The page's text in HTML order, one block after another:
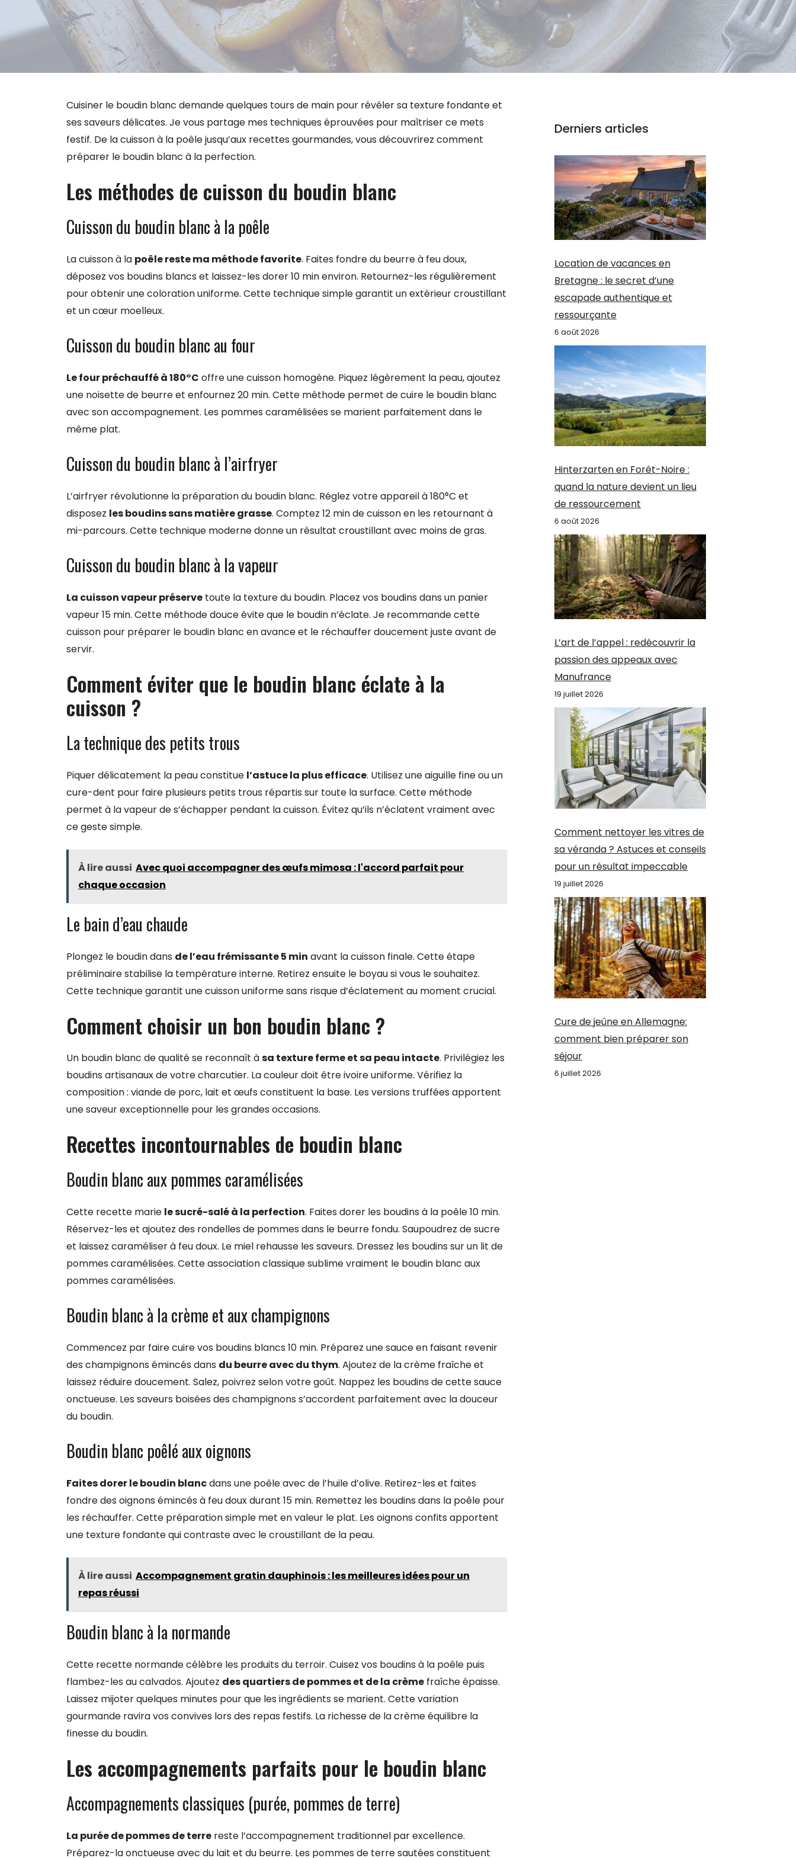
Cuisiner le boudin blanc demande quelques tours de main pour révéler sa texture fondante et
ses saveurs délicates. Je vous partage mes techniques éprouvées pour maîtriser ce mets
festif. De la cuisson à la poêle jusqu’aux recettes gourmandes, vous découvrirez comment
préparer le boudin blanc à la perfection.
Les méthodes de cuisson du boudin blanc
Cuisson du boudin blanc à la poêle
La cuisson à la poêle reste ma méthode favorite. Faites fondre du beurre à feu doux,
déposez vos boudins blancs et laissez-les dorer 10 min environ. Retournez-les régulièrement
pour obtenir une coloration uniforme. Cette technique simple garantit un extérieur croustillant
et un cœur moelleux.
Cuisson du boudin blanc au four
Le four préchauffé à 180°C offre une cuisson homogène. Piquez légèrement la peau, ajoutez
une noisette de beurre et enfournez 20 min. Cette méthode permet de cuire le boudin blanc
avec son accompagnement. Les pommes caramélisées se marient parfaitement dans le
même plat.
Cuisson du boudin blanc à l’airfryer
L’airfryer révolutionne la préparation du boudin blanc. Réglez votre appareil à 180°C et
disposez les boudins sans matière grasse. Comptez 12 min de cuisson en les retournant à
mi-parcours. Cette technique moderne donne un résultat croustillant avec moins de gras.
Cuisson du boudin blanc à la vapeur
La cuisson vapeur préserve toute la texture du boudin. Placez vos boudins dans un panier
vapeur 15 min. Cette méthode douce évite que le boudin n’éclate. Je recommande cette
cuisson pour préparer le boudin blanc en avance et le réchauffer doucement juste avant de
servir.
Comment éviter que le boudin blanc éclate à la
cuisson ?
La technique des petits trous
Piquer délicatement la peau constitue l’astuce la plus efficace. Utilisez une aiguille fine ou un
cure-dent pour faire plusieurs petits trous répartis sur toute la surface. Cette méthode
permet à la vapeur de s’échapper pendant la cuisson. Évitez qu’ils n’éclatent vraiment avec
ce geste simple.
À lire aussi Avec quoi accompagner des œufs mimosa : l'accord parfait pour
chaque occasion
Le bain d’eau chaude
Plongez le boudin dans de l’eau frémissante 5 min avant la cuisson finale. Cette étape
préliminaire stabilise la température interne. Retirez ensuite le boyau si vous le souhaitez.
Cette technique garantit une cuisson uniforme sans risque d’éclatement au moment crucial.
Comment choisir un bon boudin blanc ?
Un boudin blanc de qualité se reconnaît àsa texture ferme et sa peau intacte. Privilégiez les
boudins artisanaux de votre charcutier. La couleur doit être ivoire uniforme. Vérifiez la
composition : viande de porc, lait et œufs constituent la base. Les versions truffées apportent
une saveur exceptionnelle pour les grandes occasions.
Recettes incontournables de boudin blanc
Boudin blanc aux pommes caramélisées
Cette recette marie le sucré-salé à la perfection. Faites dorer les boudins à la poêle 10 min.
Réservez-les et ajoutez des rondelles de pommes dans le beurre fondu. Saupoudrez de sucre
et laissez caraméliser à feu doux. Le miel rehausse les saveurs. Dressez les boudins sur un lit de
pommes caramélisées. Cette association classique sublime vraiment le boudin blanc aux
pommes caramélisées.
Boudin blanc à la crème et aux champignons
Commencez par faire cuire vos boudins blancs 10 min. Préparez une sauce en faisant revenir
des champignons émincés dans du beurre avec du thym. Ajoutez de la crème fraîche et
laissez réduire doucement. Salez, poivrez selon votre goût. Nappez les boudins de cette sauce
onctueuse. Les saveurs boisées des champignons s’accordent parfaitement avec la douceur
du boudin.
Boudin blanc poêlé aux oignons
Faites dorer le boudin blancdans une poêle avec de l’huile d’olive. Retirez-les et faites
fondre des oignons émincés à feu doux durant 15 min. Remettez les boudins dans la poêle pour
les réchauffer. Cette préparation simple met en valeur le plat. Les oignons confits apportent
une texture fondante qui contraste avec le croustillant de la peau.
À lire aussi Accompagnement gratin dauphinois : les meilleures idées pour un
repas réussi
Boudin blanc à la normande
Cette recette normande célèbre les produits du terroir. Cuisez vos boudins à la poêle puis
flambez-les au calvados. Ajoutez des quartiers de pommes et de la crème fraîche épaisse.
Laissez mijoter quelques minutes pour que les ingrédients se marient. Cette variation
gourmande ravira vos convives lors des repas festifs. La richesse de la crème équilibre la
finesse du boudin.
Les accompagnements parfaits pour le boudin blanc
Accompagnements classiques (purée, pommes de terre)
La purée de pommes de terre reste l’accompagnement traditionnel par excellence.
Préparez-la onctueuse avec du lait et du beurre. Les pommes de terre sautées constituent
Derniers articles
Location de vacances en
Bretagne : le secret d’une
escapade authentique et
ressourçante
6 août 2026
Hinterzarten en Forêt-Noire :
quand la nature devient un lieu
de ressourcement
6 août 2026
L’art de l’appel : redécouvrir la
passion des appeaux avec
Manufrance
19 juillet 2026
Comment nettoyer les vitres de
sa véranda ? Astuces et conseils
pour un résultat impeccable
19 juillet 2026
Cure de jeûne en Allemagne:
comment bien préparer son
séjour
6 juillet 2026